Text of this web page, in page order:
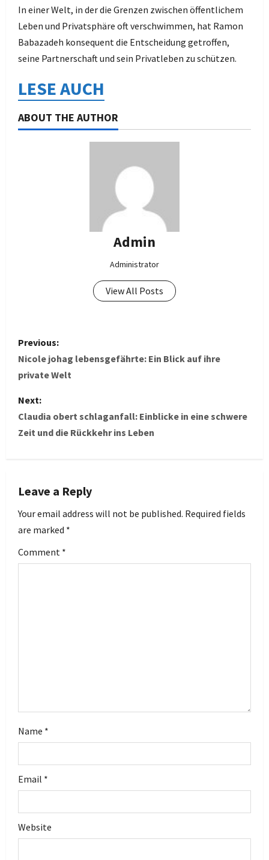
In einer Welt, in der die Grenzen zwischen öffentlichem
Leben und Privatsphäre oft verschwimmen, hat Ramon
Babazadeh konsequent die Entscheidung getroffen,
seine Partnerschaft und sein Privatleben zu schützen.
LESE AUCH
ABOUT THE AUTHOR
Admin
Administrator
View All Posts
P
o
s
t
n
v
i
g
a
Previous:
Nicole johag lebensgefährte: Ein Blick auf ihre
private Welt
Next:
Claudia obert schlaganfall: Einblicke in eine schwere
Zeit und die Rückkehr ins Leben
Leave a Reply
Your email address will not be published. Required fields
are marked *
Comment *
Name *
Email *
Website